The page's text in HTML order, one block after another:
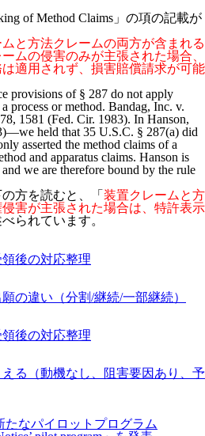
of Method Claims」の項の記載が
と方法クレームの両方が含まれる
ムの侵害のみが主張された場合、
適用されず、損害賠償請求が可能
provisions of § 287 do not apply
process or method. Bandag, Inc. v.
1581 (Fed. Cir. 1983). In Hanson,
held that 35 U.S.C. § 287(a) did
asserted the method claims of a
and apparatus claims. Hanson is
we are therefore bound by the rule
方を読むと、「 装置クレームと方
害が主張された場合は、特許表示
られています。
後の対応整理
の違い（分割/継続/一部継続）
後の対応整理
る（動機なし、阻害要因あり、予
たなパイロットプログラム